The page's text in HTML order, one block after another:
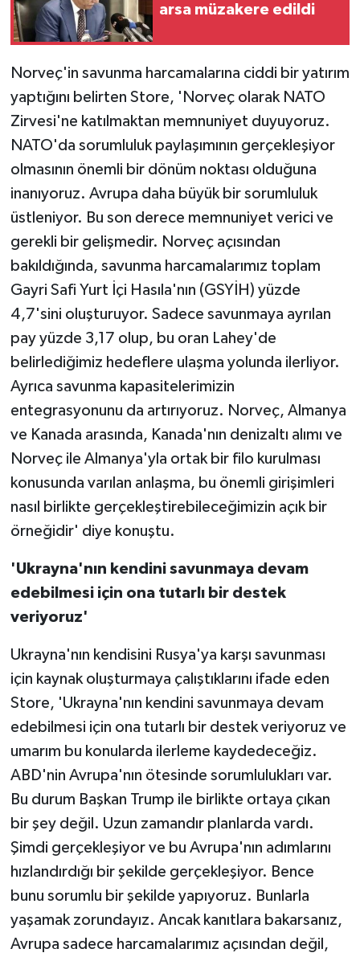
arsa müzakere edildi
Norveç'in savunma harcamalarına ciddi bir yatırım
yaptığını belirten Store, 'Norveç olarak NATO
Zirvesi'ne katılmaktan memnuniyet duyuyoruz.
NATO'da sorumluluk paylaşımının gerçekleşiyor
olmasının önemli bir dönüm noktası olduğuna
inanıyoruz. Avrupa daha büyük bir sorumluluk
üstleniyor. Bu son derece memnuniyet verici ve
gerekli bir gelişmedir. Norveç açısından
bakıldığında, savunma harcamalarımız toplam
Gayri Safi Yurt İçi Hasıla'nın (GSYİH) yüzde
4,7'sini oluşturuyor. Sadece savunmaya ayrılan
pay yüzde 3,17 olup, bu oran Lahey'de
belirlediğimiz hedeflere ulaşma yolunda ilerliyor.
Ayrıca savunma kapasitelerimizin
entegrasyonunu da artırıyoruz. Norveç, Almanya
ve Kanada arasında, Kanada'nın denizaltı alımı ve
Norveç ile Almanya'yla ortak bir filo kurulması
konusunda varılan anlaşma, bu önemli girişimleri
nasıl birlikte gerçekleştirebileceğimizin açık bir
örneğidir' diye konuştu.
'Ukrayna'nın kendini savunmaya devam
edebilmesi için ona tutarlı bir destek
veriyoruz'
Ukrayna'nın kendisini Rusya'ya karşı savunması
için kaynak oluşturmaya çalıştıklarını ifade eden
Store, 'Ukrayna'nın kendini savunmaya devam
edebilmesi için ona tutarlı bir destek veriyoruz ve
umarım bu konularda ilerleme kaydedeceğiz.
ABD'nin Avrupa'nın ötesinde sorumlulukları var.
Bu durum Başkan Trump ile birlikte ortaya çıkan
bir şey değil. Uzun zamandır planlarda vardı.
Şimdi gerçekleşiyor ve bu Avrupa'nın adımlarını
hızlandırdığı bir şekilde gerçekleşiyor. Bence
bunu sorumlu bir şekilde yapıyoruz. Bunlarla
yaşamak zorundayız. Ancak kanıtlara bakarsanız,
Avrupa sadece harcamalarımız açısından değil,